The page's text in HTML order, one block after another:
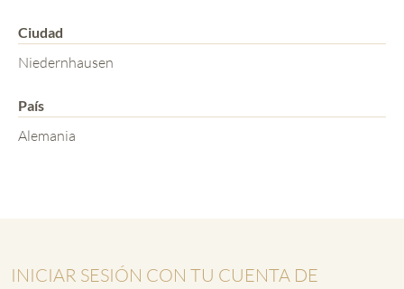
Ciudad
Niedernhausen
País
Alemania
INICIAR SESIÓN CON TU CUENTA DE